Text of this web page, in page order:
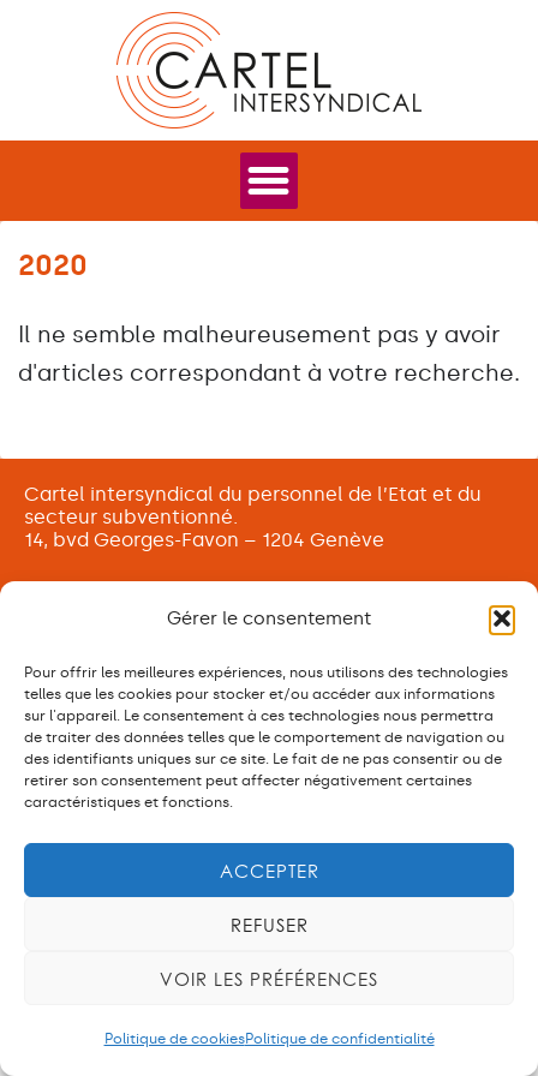
Gérer le consentement
Pour offrir les meilleures expériences, nous utilisons des technologies
telles que les cookies pour stocker et/ou accéder aux informations
sur l'appareil. Le consentement à ces technologies nous permettra
de traiter des données telles que le comportement de navigation ou
des identifiants uniques sur ce site. Le fait de ne pas consentir ou de
retirer son consentement peut affecter négativement certaines
caractéristiques et fonctions.
ACCEPTER
REFUSER
VOIR LES PRÉFÉRENCES
Politique de cookiesPolitique de confidentialité
2020
Il ne semble malheureusement pas y avoir
d'articles correspondant à votre recherche.
Cartel intersyndical du personnel de l’Etat et du
secteur subventionné.
14, bvd Georges-Favon – 1204 Genève